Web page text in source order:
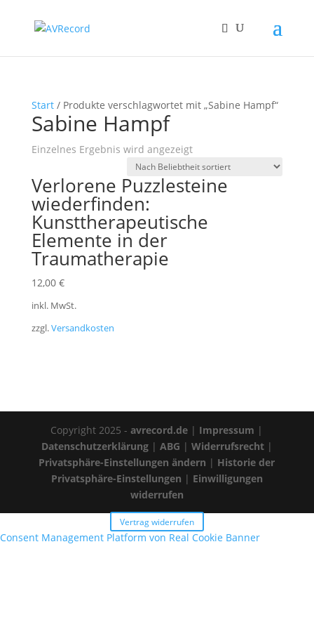
Start/ Produkte verschlagwortet mit „Sabine Hampf“
Sabine Hampf
Einzelnes Ergebnis wird angezeigt
Verlorene Puzzlesteine
wiederfinden:
Kunsttherapeutische
Elemente in der
Traumatherapie
12,00 €
inkl. MwSt.
zzgl.Versandkosten
Copyright 2025 -avrecord.de | Impressum |
Datenschutzerklärung| ABG | Widerrufsrecht|
Privatsphäre-Einstellungen ändern | Historie der
Privatsphäre-Einstellungen | Einwilligungen
widerrufen
Vertrag widerrufen
Consent Management Platform von Real Cookie Banner